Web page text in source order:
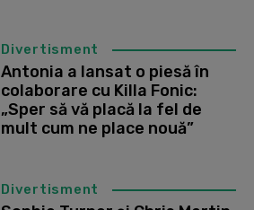
Divertisment
Antonia a lansat o piesă în
colaborare cu Killa Fonic:
„Sper să vă placă la fel de
mult cum ne place nouă”
Divertisment